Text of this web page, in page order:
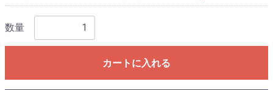
数量
カートに入れる